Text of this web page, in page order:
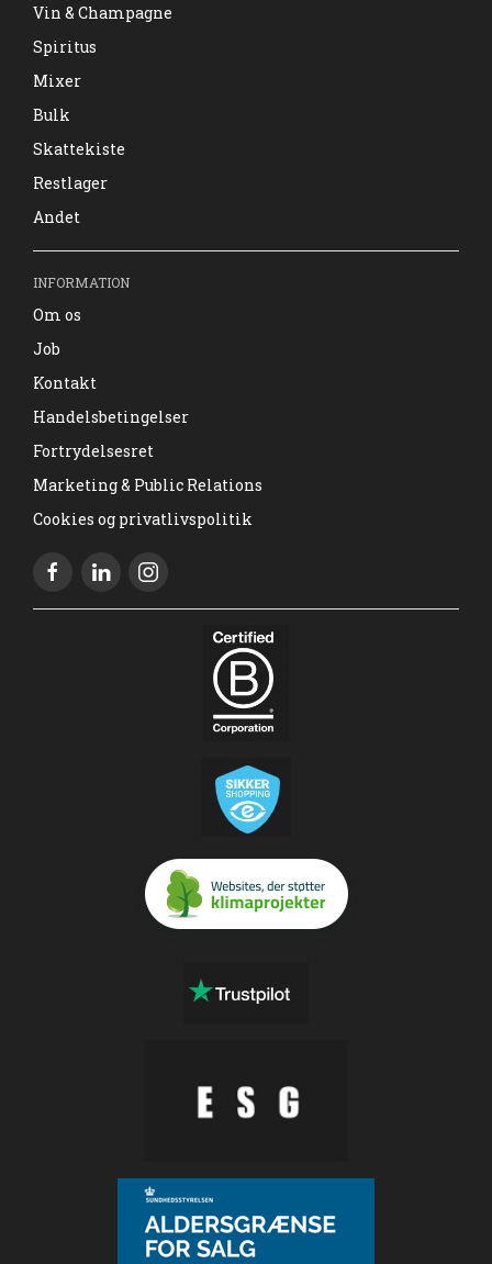
Vin & Champagne
Spiritus
Mixer
Bulk
Skattekiste
Restlager
Andet
INFORMATION
Om os
Job
Kontakt
Handelsbetingelser
Fortrydelsesret
Marketing & Public Relations
Cookies og privatlivspolitik